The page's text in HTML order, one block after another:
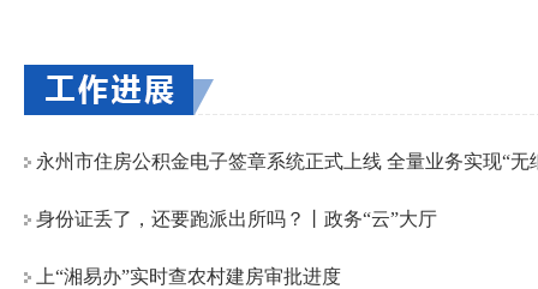
永州市住房公积金电子签章系统正式上线 全量业务实现“无
身份证丢了，还要跑派出所吗？丨政务“云”大厅
上“湘易办”实时查农村建房审批进度